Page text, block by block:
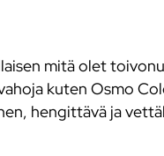
mitä olet
kuten Osmo
hengittävä ja